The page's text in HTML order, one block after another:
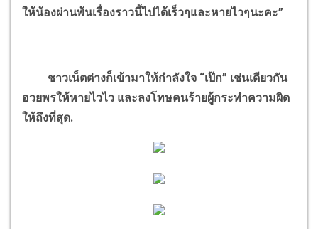
ให้น้องผ่านพ้นเรื่องราวนี้ไปได้เร็วๆและหายไวๆนะคะ”
ชาวเน็ตต่างก็เข้ามาให้กำลังใจ “เป๊ก” เช่นเดียวกัน
อวยพรให้หายไวไว และลงโทษคนร้ายผู้กระทำความผิด
ให้ถึงที่สุด.